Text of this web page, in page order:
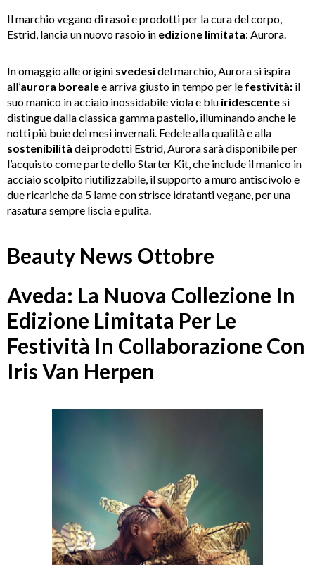
Il marchio vegano di rasoi e prodotti per la cura del corpo,
Estrid, lancia un nuovo rasoio in edizione limitata: Aurora.
In omaggio alle origini svedesidel marchio, Aurora si ispira
all’aurora borealee arriva giusto in tempo per le festività: il
suo manico in acciaio inossidabile viola e blu iridescentesi
distingue dalla classica gamma pastello, illuminando anche le
notti più buie dei mesi invernali. Fedele alla qualità e alla
sostenibilità dei prodotti Estrid, Aurora sarà disponibile per
l’acquisto come parte dello Starter Kit, che include il manico in
acciaio scolpito riutilizzabile, il supporto a muro antiscivolo e
due ricariche da 5 lame con strisce idratanti vegane, per una
rasatura sempre liscia e pulita.
Beauty News Ottobre
Aveda: La Nuova Collezione In
Edizione Limitata Per Le
Festività In Collaborazione Con
Iris Van Herpen